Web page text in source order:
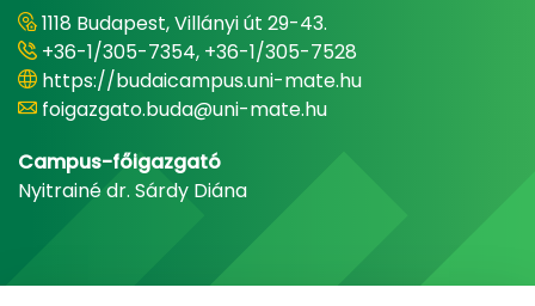
1118 Budapest, Villányi út 29-43.
+36-1/305-7354, +36-1/305-7528
https://budaicampus.uni-mate.hu
foigazgato.buda@uni-mate.hu
Campus-főigazgató
Nyitrainé dr. Sárdy Diána